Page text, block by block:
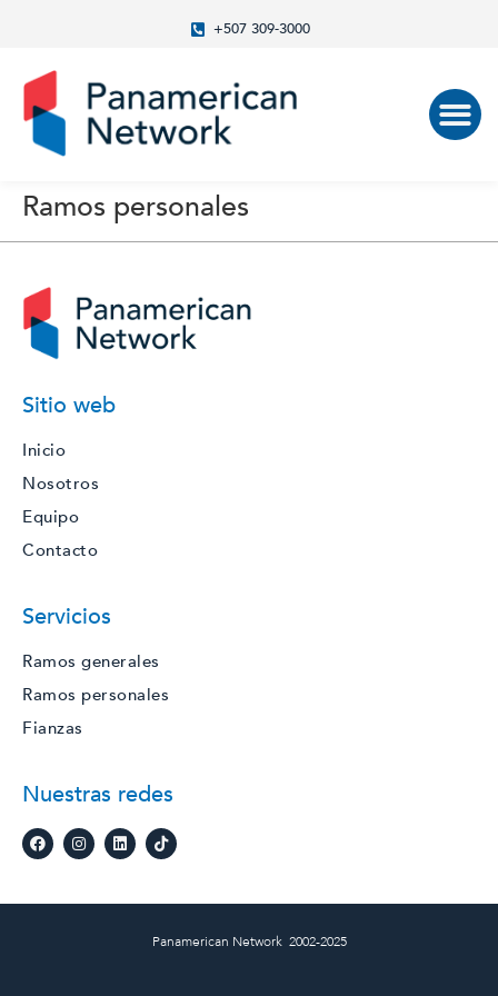
+507 309-3000
Ramos personales
Sitio web
Inicio
Nosotros
Equipo
Contacto
Servicios
Ramos generales
Ramos personales
Fianzas
Nuestras redes
Panamerican Network 2002-2025